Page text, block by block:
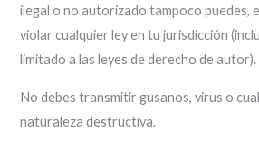
ilegal o no autorizado tampoco puedes,
violar cualquier ley en tu jurisdicción
limitado a las leyes de derecho de autor).
No debes transmitir gusanos, virus o
naturaleza destructiva.